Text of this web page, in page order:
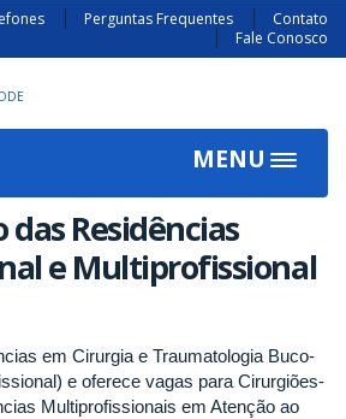
Perguntas Frequentes
Contato
Fale Conosco
MENU
Toggle
Residências
e Multiprofissional
em Cirurgia e Traumatologia Buco-
e oferece vagas para Cirurgiões-
Multiprofissionais em Atenção ao